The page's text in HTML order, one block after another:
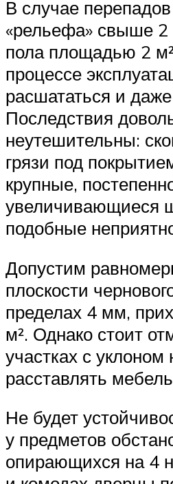
В случае
«рельефа» свыше 2
пола площадью 2
процессе
расшататься и
Последствия
неутешительны:
грязи под
крупные,
увеличивающиеся
подобные
Допустим
плоскости
пределах 4 мм,
м². Однако стоит
участках с уклоном
расставлять
Не будет
у предметов
опирающихся на 4